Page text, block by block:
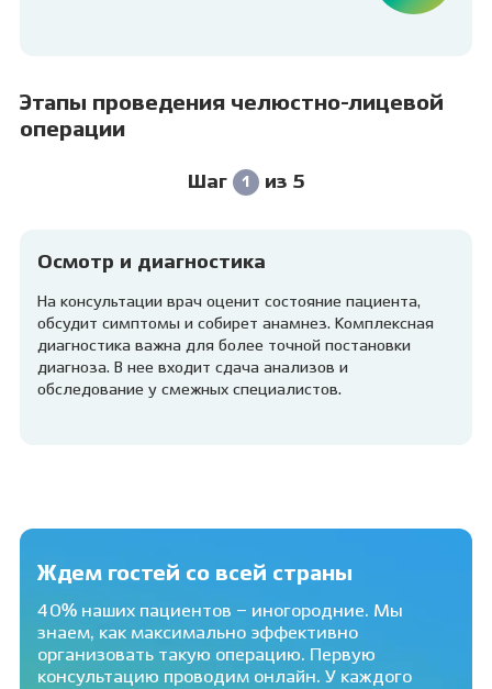
Этапы проведения челюстно-лицевой
операции
Осмотр и диагностика
На консультации врач оценит состояние пациента,
обсудит симптомы и собирет анамнез. Комплексная
диагностика важна для более точной постановки
диагноза. В нее входит сдача анализов и
обследование у смежных специалистов.
Шаг 1 из 5
Ждем гостей со всей страны
40% наших пациентов – иногородние. Мы
знаем, как максимально эффективно
организовать такую операцию. Первую
консультацию проводим онлайн. У каждого